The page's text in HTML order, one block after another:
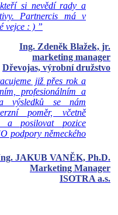
si nevědí rady a
Partnercis má v
vejce : ) ”
Ing. Zdeněk Blažek, jr.
marketing manager
Dřevojas, výrobní družstvo
již přes rok a
profesionálním a
výsledků se nám
poměr, včetně
a posilovat pozice
podpory německého
JAKUB VANĚK, Ph.D.
Marketing Manager
ISOTRA a.s.